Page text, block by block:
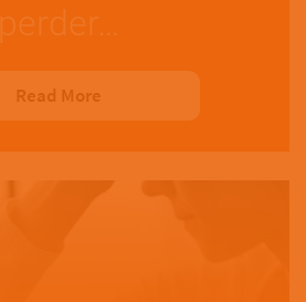
perder…
Read More